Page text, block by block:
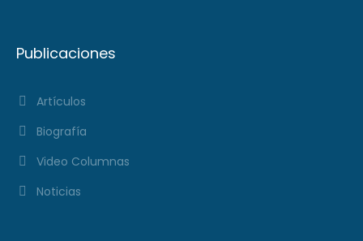
Publicaciones
Artículos
Biografía
Video Columnas
Noticias